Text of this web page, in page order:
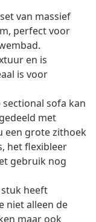
van massief
perfect voor
en is
is voor
sectional sofa kan
met
een grote zithoek
het flexibleer
gebruik nog
heeft
niet alleen de
maar ook